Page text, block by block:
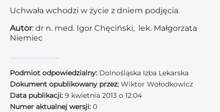
Uchwała wchodzi w życie z dniem podjęcia.
Autor: dr n. med. Igor Chęciński, lek. Małgorzata
Niemiec
Podmiot odpowiedzialny: Dolnośląska Izba Lekarska
Dokument opublikowany przez: Wiktor Wołodkowicz
Data publikacji: 9 kwietnia 2013 o 12:04
Numer aktualnej wersji: 0